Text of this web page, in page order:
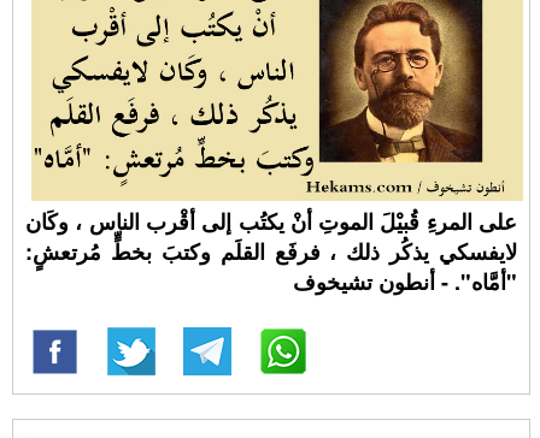
على المرءِ قُبيْلَ الموتِ أنْ يكتُب إلى أقْرب الناس ، وكَان
لايفسكي يذكُر ذلك ، فرفَع القلَم وكتبَ بخطٍّ مُرتعشٍ:
"أمَّاه". - أنطون تشيخوف